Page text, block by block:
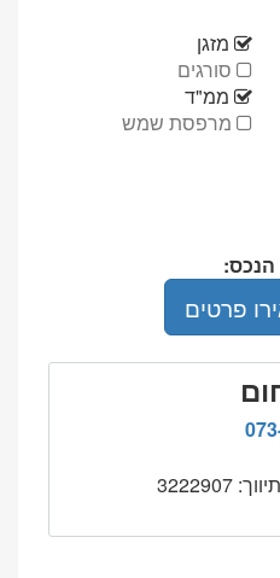
יש
מזגן
אין
סורגים
יש
ממ"ד
אין
מרפסת שמש
פרטים